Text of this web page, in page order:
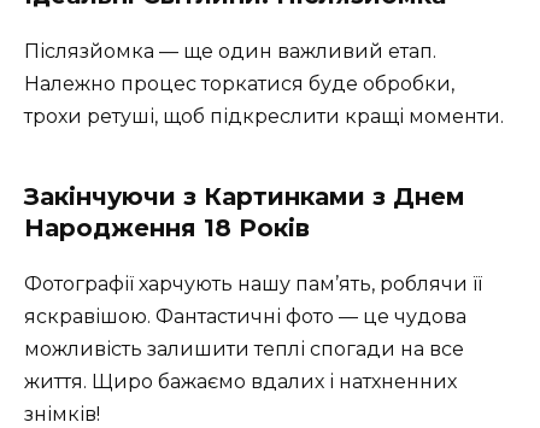
Післязйомка — ще один важливий етап.
Належно процес торкатися буде обробки,
трохи ретуші, щоб підкреслити кращі моменти.
Закінчуючи з Картинками з Днем
Народження 18 Років
Фотографії харчують нашу пам’ять, роблячи її
яскравішою. Фантастичні фото — це чудова
можливість залишити теплі спогади на все
життя. Щиро бажаємо вдалих і натхненних
знімків!